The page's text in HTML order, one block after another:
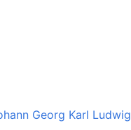
Georg Karl Ludwig